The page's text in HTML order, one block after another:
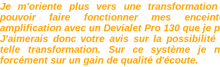
Je m'oriente plus vers une
pouvoir faire fonctionner mes
amplification avec un Devialet Pro 130 que je
J'aimerais donc votre avis sur la possibilité
telle transformation. Sur ce système je
forcément sur un gain de qualité d'écoute.